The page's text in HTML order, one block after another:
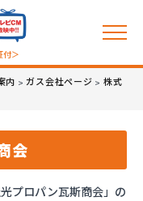
付＞
内 >ガス会社ページ > 株式
会
プロパン瓦斯商会」の